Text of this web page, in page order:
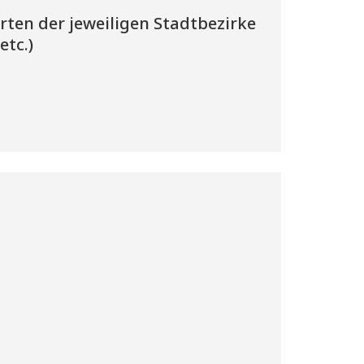
der jeweiligen Stadtbezirke